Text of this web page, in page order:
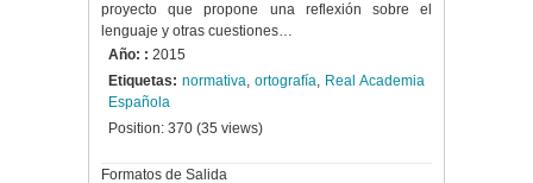
proyecto que propone una reflexión sobre el
lenguaje y otras cuestiones…
Año: : 2015
Etiquetas: normativa, ortografía, Real Academia
Española
Position: 370 (35 views)
Formatos de Salida